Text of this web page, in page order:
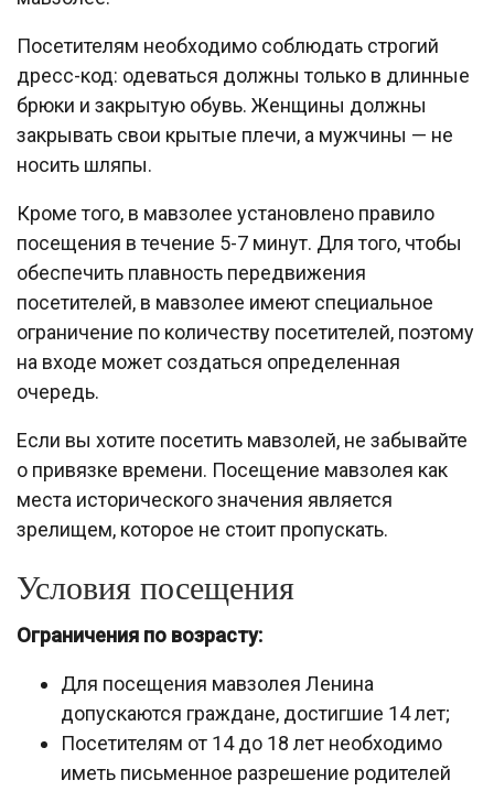
Посетителям необходимо соблюдать строгий
дресс-код: одеваться должны только в длинные
брюки и закрытую обувь. Женщины должны
закрывать свои крытые плечи, а мужчины — не
носить шляпы.
Кроме того, в мавзолее установлено правило
посещения в течение 5-7 минут. Для того, чтобы
обеспечить плавность передвижения
посетителей, в мавзолее имеют специальное
ограничение по количеству посетителей, поэтому
на входе может создаться определенная
очередь.
Если вы хотите посетить мавзолей, не забывайте
о привязке времени. Посещение мавзолея как
места исторического значения является
зрелищем, которое не стоит пропускать.
Условия посещения
Ограничения по возрасту:
Для посещения мавзолея Ленина
допускаются граждане, достигшие 14 лет;
Посетителям от 14 до 18 лет необходимо
иметь письменное разрешение родителей